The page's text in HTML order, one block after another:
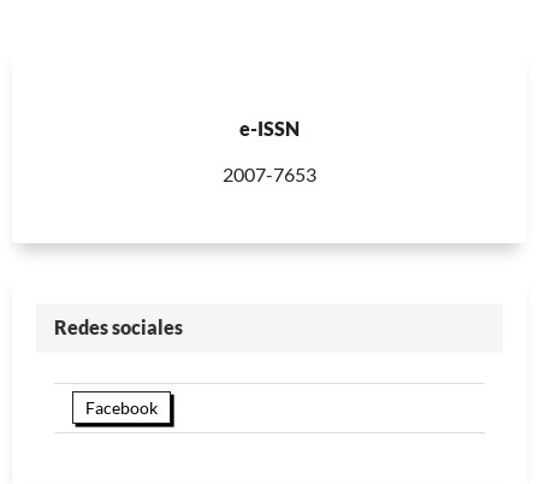
e-ISSN
2007-7653
Redes sociales
Facebook